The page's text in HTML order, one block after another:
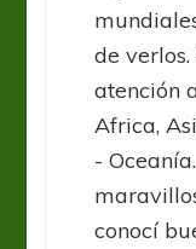
de
atención
Africa,
-
conocí